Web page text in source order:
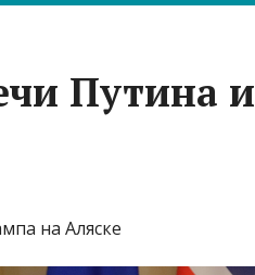
Путина и
на Аляске